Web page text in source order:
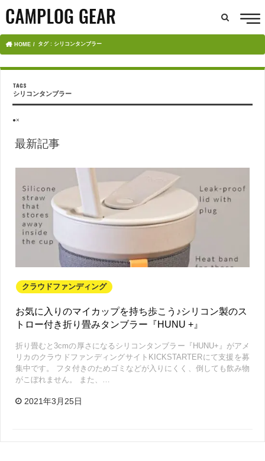
HOME タグ : シリコンタンブラー
シリコンタンブラー
●×
最新記事
クラウドファンディング
お気に入りのマイカップを持ち歩こう♪シリコン製のス
トロー付き折り畳みタンブラー『HUNU +』
折り畳むと3cmの厚さになるシリコンタンブラー『HUNU+』がアメ
リカのクラウドファンディングサイトKICKSTARTERにて支援を募
集中です。 フタ付きのためゴミなどが入りにくく、倒しても飲み物
がこぼれません。 また、…
2021年3月25日